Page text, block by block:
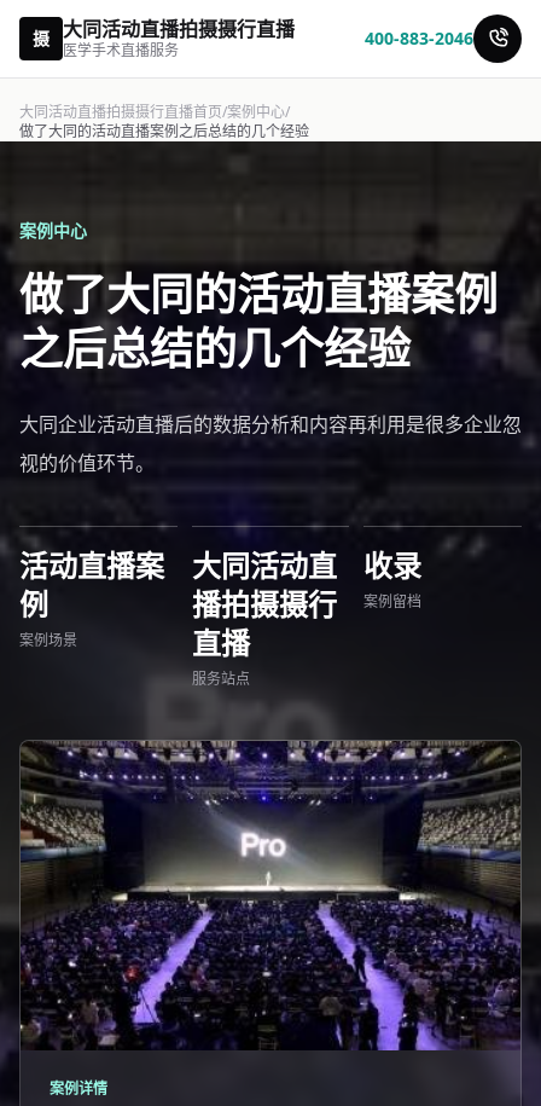
摄 大同活动直播拍摄摄行直播
医学手术直播服务
400-883-2046
大同活动直播拍摄摄行直播首页/案例中心/
做了大同的活动直播案例之后总结的几个经验
案例中心
做了大同的活动直播案例
之后总结的几个经验
大同企业活动直播后的数据分析和内容再利用是很多企业忽
视的价值环节。
活动直播案
例
案例场景
大同活动直
播拍摄摄行
直播
服务站点
收录
案例留档
案例详情